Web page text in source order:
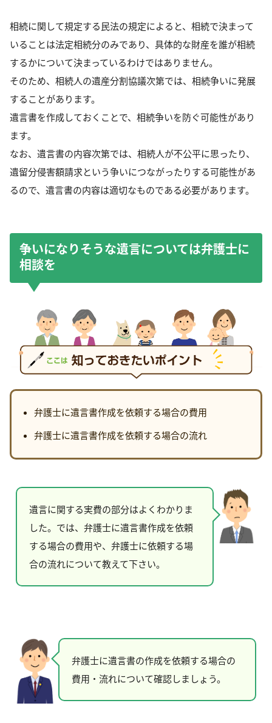
相続に関して規定する民法の規定によると、相続で決まって
いることは法定相続分のみであり、具体的な財産を誰が相続
するかについて決まっているわけではありません。
そのため、相続人の遺産分割協議次第では、相続争いに発展
することがあります。
遺言書を作成しておくことで、相続争いを防ぐ可能性があり
ます。
なお、遺言書の内容次第では、相続人が不公平に思ったり、
遺留分侵害額請求という争いにつながったりする可能性があ
るので、遺言書の内容は適切なものである必要があります。
争いになりそうな遺言については弁護士に
相談を
弁護士に遺言書作成を依頼する場合の費用
弁護士に遺言書作成を依頼する場合の流れ
遺言に関する実費の部分はよくわかりま
した。では、弁護士に遺言書作成を依頼
する場合の費用や、弁護士に依頼する場
合の流れについて教えて下さい。
弁護士に遺言書の作成を依頼する場合の
費用・流れについて確認しましょう。